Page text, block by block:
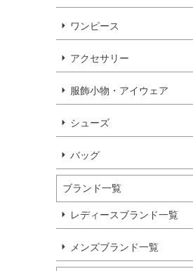
ワンピース
アクセサリー
服飾小物・アイウェア
シューズ
バッグ
ブランド一覧
レディースブランド一覧
メンズブランド一覧